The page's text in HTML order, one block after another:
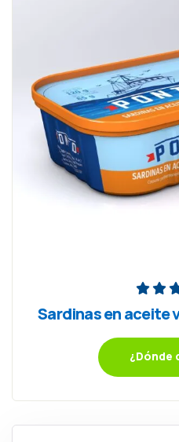
Sardinas en aceite
¿Dónde